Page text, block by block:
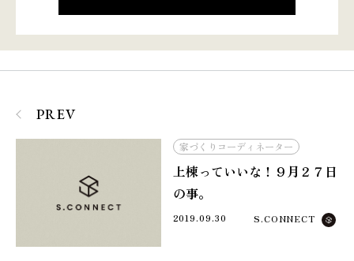
PREV
家づくりコーディネーター
上棟っていいな！９月２７日
の事。
2019.09.30 S.CONNECT